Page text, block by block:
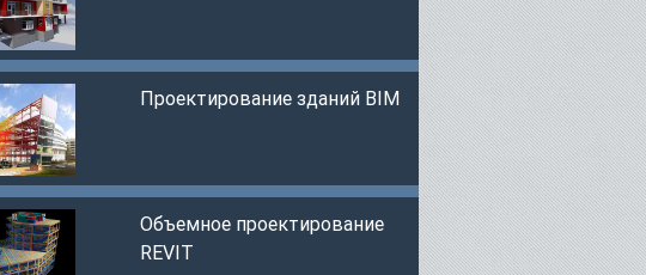
Проектирование зданий BIM
Объемное проектирование
REVIT